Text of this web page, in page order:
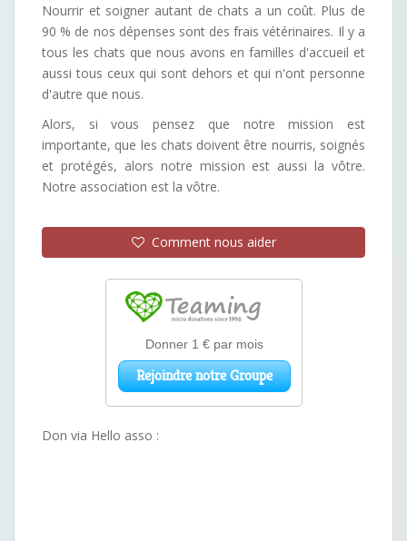
Nourrir et soigner autant de chats a un coût. Plus de
90 % de nos dépenses sont des frais vétérinaires. Il y a
tous les chats que nous avons en familles d'accueil et
aussi tous ceux qui sont dehors et qui n'ont personne
d'autre que nous.
Alors, si vous pensez que notre mission est
importante, que les chats doivent être nourris, soignés
et protégés, alors notre mission est aussi la vôtre.
Notre association est la vôtre.
Comment nous aider
Don via Hello asso :